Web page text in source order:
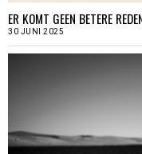
ER KOMT GEEN BETERE
30 JUNI 2025